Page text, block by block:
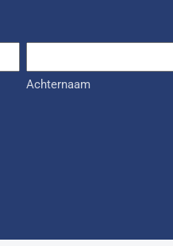
Achternaam